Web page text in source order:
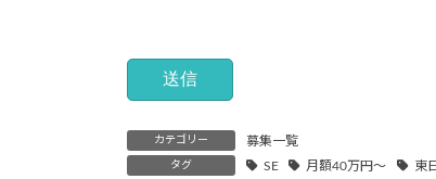
４．直接ご本人様から取得させていただく個人
的を以下に記載いたします。この取得方法で
ご連絡ください。（例外事項により、開示等
カテゴリー 募集一覧
タグ SE 月額40万円～ 東